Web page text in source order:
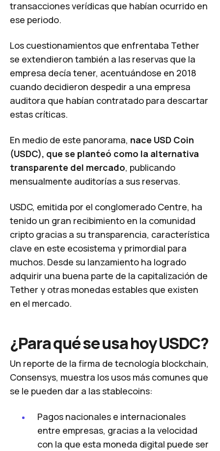
transacciones verídicas que habían ocurrido en
ese periodo.
Los cuestionamientos que enfrentaba Tether
se extendieron también a las reservas que la
empresa decía tener, acentuándose en 2018
cuando decidieron despedir a una empresa
auditora que habían contratado para descartar
estas críticas.
En medio de este panorama, nace USD Coin
(USDC), que se planteó como la alternativa
transparente del mercado, publicando
mensualmente auditorías a sus reservas.
USDC, emitida por el conglomerado Centre, ha
tenido un gran recibimiento en la comunidad
cripto gracias a su transparencia, característica
clave en este ecosistema y primordial para
muchos. Desde su lanzamiento ha logrado
adquirir una buena parte de la capitalización de
Tether y otras monedas estables que existen
en el mercado.
¿Para qué se usa hoy USDC?
Un reporte de la firma de tecnología blockchain,
Consensys, muestra los usos más comunes que
se le pueden dar a las stablecoins:
Pagos nacionales e internacionales
entre empresas, gracias a la velocidad
con la que esta moneda digital puede ser